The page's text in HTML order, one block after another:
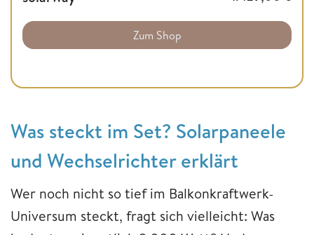
Zum Shop
Was steckt im Set? Solarpaneele
und Wechselrichter erklärt
Wer noch nicht so tief im Balkonkraftwerk-
Universum steckt, fragt sich vielleicht: Was